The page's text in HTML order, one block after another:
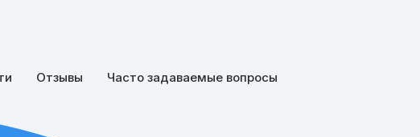
Отзывы Часто задаваемые вопросы